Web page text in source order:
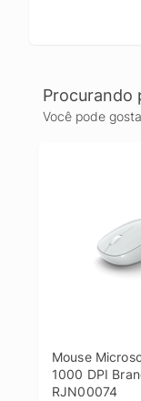
Procurando
Você pode
Mouse
1000 DPI
RJN00074